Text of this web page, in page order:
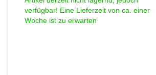
verfügbar! Eine Lieferzeit von ca. einer
Woche ist zu erwarten